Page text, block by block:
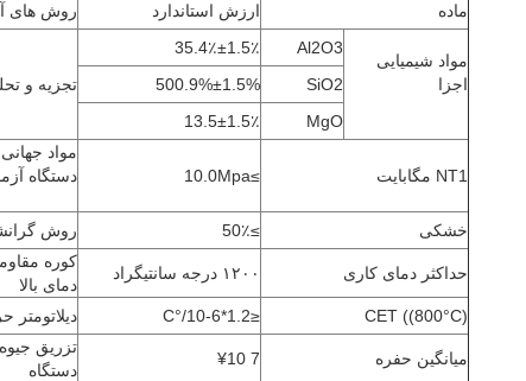
ماده
ارزش استاندارد روش های
مواد شیمیایی
اجزا
Al2O3
35.4٪±1.5٪
تجزیه و
SiO2
500.9%±1.5%
MgO
13.5±1.5٪
NT1 مگابایت ≥10.0Mpa
مواد جهانی
دستگاه
خشکی ≥50٪ روش
حداکثر دمای کاری ۱۲۰۰ درجه سانتیگراد
کوره
دمای بالا
CET ((800°C)
≤1.2*10-6/°C دیلاتومتر
میانگین حفره 7 ¥10
تزریق جیوه
دستگاه